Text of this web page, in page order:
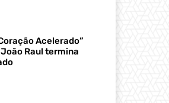
Acelerado”
João Raul termina